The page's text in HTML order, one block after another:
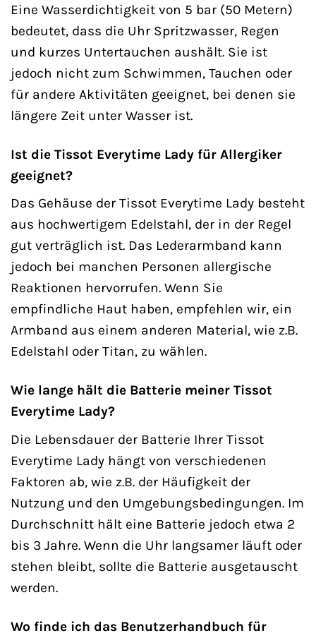
Eine Wasserdichtigkeit von 5 bar (50 Metern)
bedeutet, dass die Uhr Spritzwasser, Regen
und kurzes Untertauchen aushält. Sie ist
jedoch nicht zum Schwimmen, Tauchen oder
für andere Aktivitäten geeignet, bei denen sie
längere Zeit unter Wasser ist.
Ist die Tissot Everytime Lady für Allergiker
geeignet?
Das Gehäuse der Tissot Everytime Lady besteht
aus hochwertigem Edelstahl, der in der Regel
gut verträglich ist. Das Lederarmband kann
jedoch bei manchen Personen allergische
Reaktionen hervorrufen. Wenn Sie
empfindliche Haut haben, empfehlen wir, ein
Armband aus einem anderen Material, wie z.B.
Edelstahl oder Titan, zu wählen.
Wie lange hält die Batterie meiner Tissot
Everytime Lady?
Die Lebensdauer der Batterie Ihrer Tissot
Everytime Lady hängt von verschiedenen
Faktoren ab, wie z.B. der Häufigkeit der
Nutzung und den Umgebungsbedingungen. Im
Durchschnitt hält eine Batterie jedoch etwa 2
bis 3 Jahre. Wenn die Uhr langsamer läuft oder
stehen bleibt, sollte die Batterie ausgetauscht
werden.
Wo finde ich das Benutzerhandbuch für